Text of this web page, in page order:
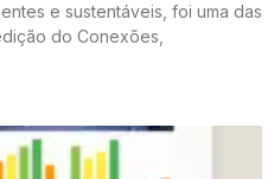
e sustentáveis, foi uma das
do Conexões,